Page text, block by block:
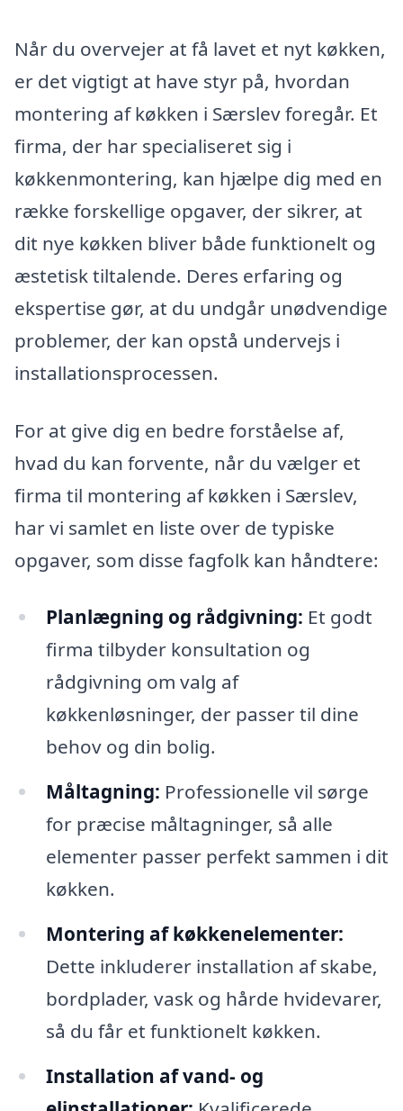
Når du overvejer at få lavet et nyt køkken,
er det vigtigt at have styr på, hvordan
montering af køkken i Særslev foregår. Et
firma, der har specialiseret sig i
køkkenmontering, kan hjælpe dig med en
række forskellige opgaver, der sikrer, at
dit nye køkken bliver både funktionelt og
æstetisk tiltalende. Deres erfaring og
ekspertise gør, at du undgår unødvendige
problemer, der kan opstå undervejs i
installationsprocessen.
For at give dig en bedre forståelse af,
hvad du kan forvente, når du vælger et
firma til montering af køkken i Særslev,
har vi samlet en liste over de typiske
opgaver, som disse fagfolk kan håndtere:
Planlægning og rådgivning: Et godt
firma tilbyder konsultation og
rådgivning om valg af
køkkenløsninger, der passer til dine
behov og din bolig.
Måltagning: Professionelle vil sørge
for præcise måltagninger, så alle
elementer passer perfekt sammen i dit
køkken.
Montering af køkkenelementer:
Dette inkluderer installation af skabe,
bordplader, vask og hårde hvidevarer,
så du får et funktionelt køkken.
Installation af vand- og